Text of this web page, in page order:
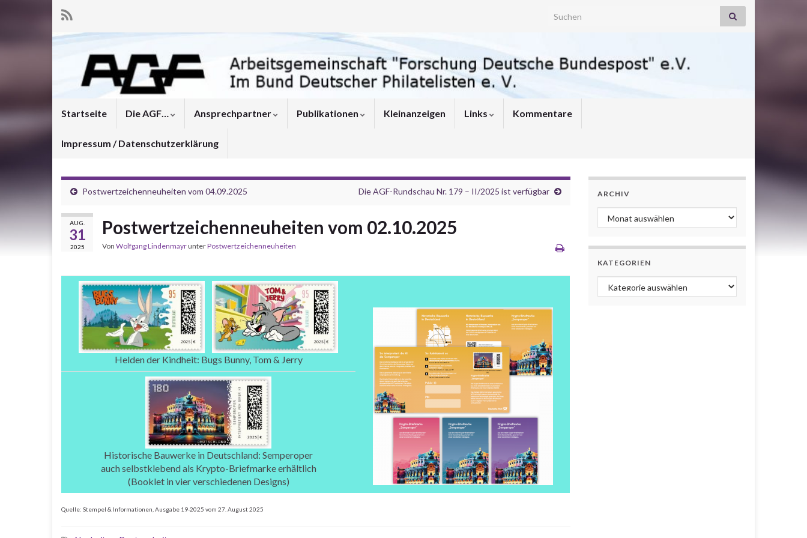
Search for:
Startseite Die AGF… Ansprechpartner Publikationen Kleinanzeigen Links Kommentare
Impressum / Datenschutzerklärung
Postwertzeichenneuheiten vom 04.09.2025 Die AGF-Rundschau Nr. 179 – II/2025 ist verfügbar
AUG.
31
2025
Postwertzeichenneuheiten vom 02.10.2025
Von Wolfgang LindenmayrunterPostwertzeichenneuheiten
Helden der Kindheit: Bugs Bunny, Tom & Jerry
Historische Bauwerke in Deutschland: Semperoper
auch selbstklebend als Krypto-Briefmarke erhältlich
(Booklet in vier verschiedenen Designs)
Quelle: Stempel & Informationen, Ausgabe 19-2025 vom 27. August 2025
ARCHIV
Archiv
KATEGORIEN
Kategorien